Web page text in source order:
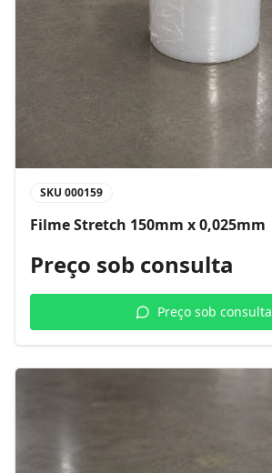
SKU 000159
Filme Stretch 150mm x 0,025mm
Preço sob consulta
Preço sob consulta